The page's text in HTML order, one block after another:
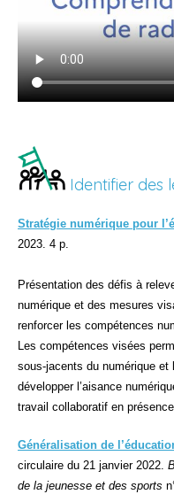
Identifier des
Stratégie numérique pour
2023. 4 p.
Présentation des défis à
numérique et des mesures
renforcer les compétences
Les compétences visées
sous-jacents du numérique
développer l’aisance
travail collaboratif en
Généralisation de
circulaire du 21 janvier 2022.
de la jeunesse et des sports